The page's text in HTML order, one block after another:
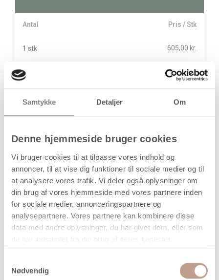
Samtykke Detaljer Om
Denne hjemmeside bruger cookies
Vi bruger cookies til at tilpasse vores indhold og
annoncer, til at vise dig funktioner til sociale medier og til
at analysere vores trafik. Vi deler også oplysninger om
din brug af vores hjemmeside med vores partnere inden
for sociale medier, annonceringspartnere og
analysepartnere. Vores partnere kan kombinere disse
data med andre oplysninger, du har givet dem, eller som
Nødvendig
Antal Pris / Stk
1 stk 605,00 kr.
605,00
Læg i kurven
Din bestilling er først bindende,
når vi har bekræftet din ordre.
Handelsbetingelser